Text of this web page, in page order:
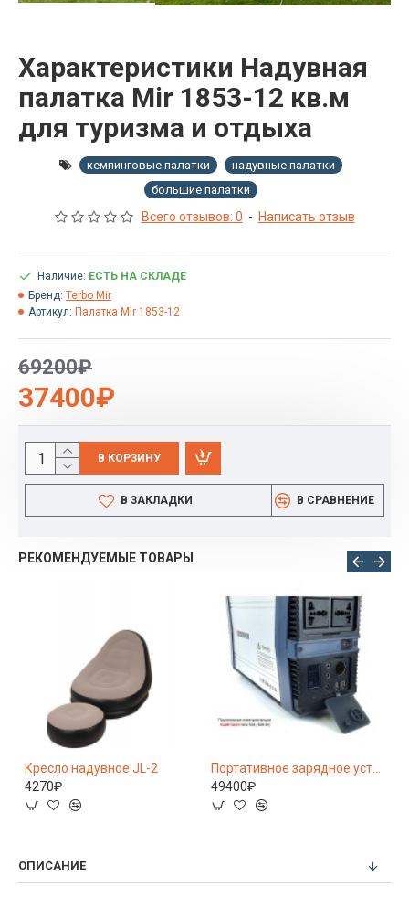
Характеристики Надувная
палатка Mir 1853-12 кв.м
для туризма и отдыха
кемпинговые палатки
надувные палатки
большие палатки
Всего отзывов: 0 - Написать отзыв
37400₽
69200₽
Наличие: ЕСТЬ НА СКЛАДЕ
Бренд: Terbo Mir
Артикул: Палатка Mir 1853-12
В КОРЗИНУ
В ЗАКЛАДКИ В СРАВНЕНИЕ
РЕКОМЕНДУЕМЫЕ ТОВАРЫ
Кресло надувное JL-2
4270₽
49400₽
ОПИСАНИЕ